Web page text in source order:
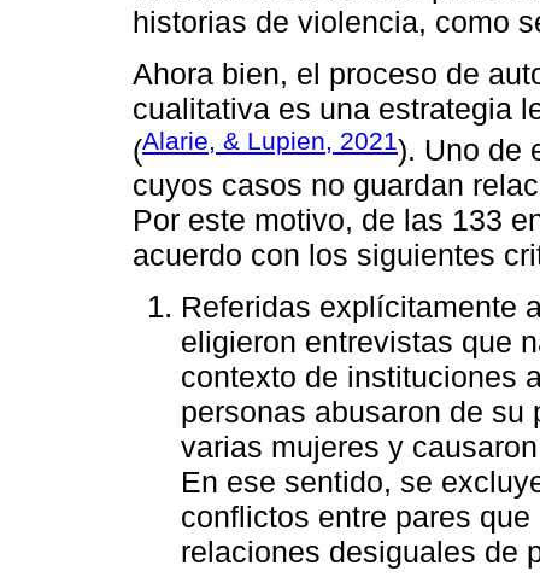
historias de violencia, como
Ahora bien, el proceso de
cualitativa es una estrategia
(Alarie, & Lupien, 2021). Uno de
cuyos casos no guardan
Por este motivo, de las 133
acuerdo con los siguientes
Referidas explícitamente
eligieron entrevistas que
contexto de instituciones
personas abusaron de su
varias mujeres y
En ese sentido, se
conflictos entre pares
relaciones desiguales de